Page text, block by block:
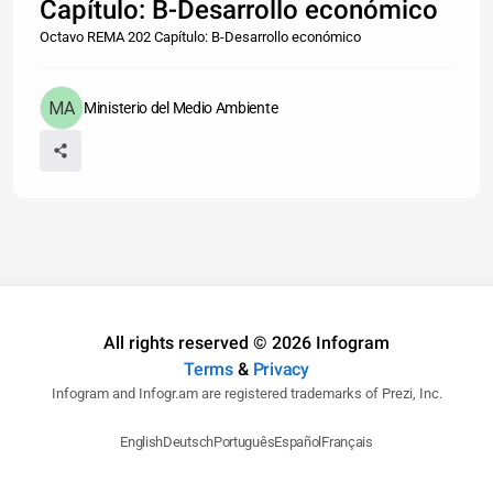
Capítulo: B-Desarrollo económico
Octavo REMA 202 Capítulo: B-Desarrollo económico
Ministerio del Medio Ambiente
All rights reserved © 2026 Infogram
Terms& Privacy
Infogram and Infogr.am are registered trademarks of Prezi, Inc.
EnglishDeutschPortuguêsEspañol Français